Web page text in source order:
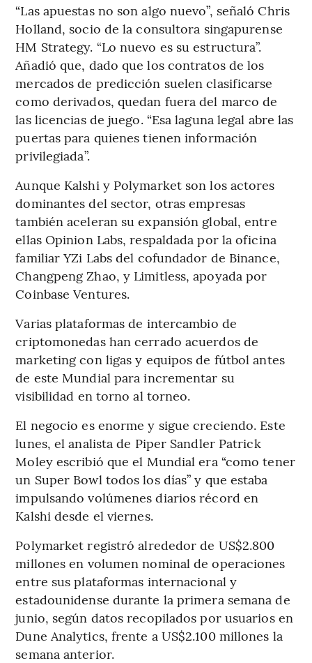
“Las apuestas no son algo nuevo”, señaló Chris
Holland, socio de la consultora singapurense
HM Strategy. “Lo nuevo es su estructura”.
Añadió que, dado que los contratos de los
mercados de predicción suelen clasificarse
como derivados, quedan fuera del marco de
las licencias de juego. “Esa laguna legal abre las
puertas para quienes tienen información
privilegiada”.
Aunque Kalshi y Polymarket son los actores
dominantes del sector, otras empresas
también aceleran su expansión global, entre
ellas Opinion Labs, respaldada por la oficina
familiar YZi Labs del cofundador de Binance,
Changpeng Zhao, y Limitless, apoyada por
Coinbase Ventures.
Varias plataformas de intercambio de
criptomonedas han cerrado acuerdos de
marketing con ligas y equipos de fútbol antes
de este Mundial para incrementar su
visibilidad en torno al torneo.
El negocio es enorme y sigue creciendo. Este
lunes, el analista de Piper Sandler Patrick
Moley escribió que el Mundial era “como tener
un Super Bowl todos los días” y que estaba
impulsando volúmenes diarios récord en
Kalshi desde el viernes.
Polymarket registró alrededor de US$2.800
millones en volumen nominal de operaciones
entre sus plataformas internacional y
estadounidense durante la primera semana de
junio, según datos recopilados por usuarios en
Dune Analytics, frente a US$2.100 millones la
semana anterior.